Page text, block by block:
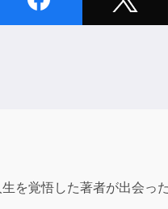
を覚悟した著者が出会っ